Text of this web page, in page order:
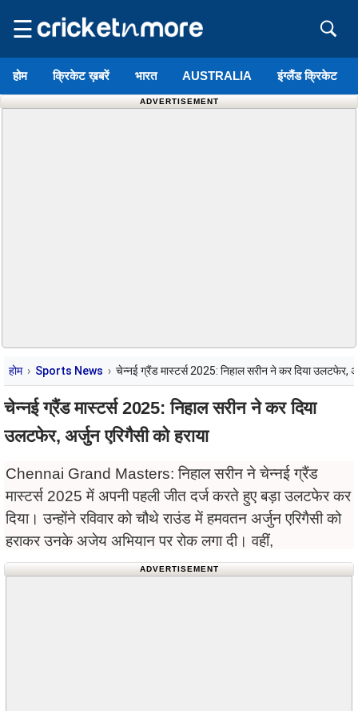
☰
होम क्रिकेट ख़बरें भारत AUSTRALIA इंग्लैंड क्रिकेट
ADVERTISEMENT
होम Sports News चेन्नई ग्रैंड मास्टर्स 2025: निहाल सरीन ने कर दिया उलटफेर,
चेन्नई ग्रैंड मास्टर्स 2025: निहाल सरीन ने कर दिया
उलटफेर, अर्जुन एरिगैसी को हराया
Chennai Grand Masters: निहाल सरीन ने चेन्नई ग्रैंड
मास्टर्स 2025 में अपनी पहली जीत दर्ज करते हुए बड़ा उलटफेर कर
दिया। उन्होंने रविवार को चौथे राउंड में हमवतन अर्जुन एरिगैसी को
हराकर उनके अजेय अभियान पर रोक लगा दी। वहीं,
ADVERTISEMENT